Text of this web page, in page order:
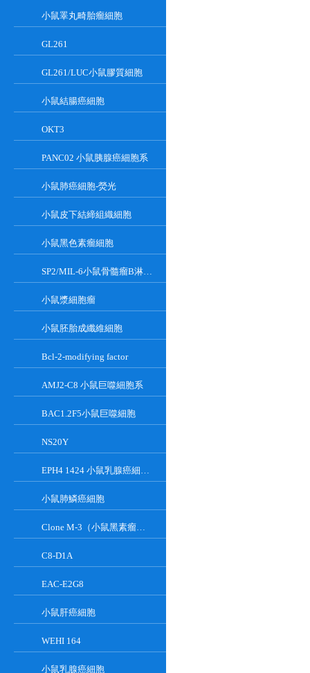
小鼠睪丸畸胎瘤細胞
GL261
GL261/LUC小鼠膠質細胞
小鼠結腸癌細胞
OKT3
PANC02 小鼠胰腺癌細胞系
小鼠肺癌細胞-熒光
小鼠皮下結締組織細胞
小鼠黑色素瘤細胞
SP2/MIL-6小鼠骨髓瘤B淋巴懸浮細胞系
小鼠漿細胞瘤
小鼠胚胎成纖維細胞
Bcl-2-modifying factor
AMJ2-C8 小鼠巨噬細胞系
BAC1.2F5小鼠巨噬細胞
NS20Y
EPH4 1424 小鼠乳腺癌細胞系
小鼠肺鱗癌細胞
Clone M-3（小鼠黑素瘤細胞）
C8-D1A
EAC-E2G8
小鼠肝癌細胞
WEHI 164
小鼠乳腺癌細胞